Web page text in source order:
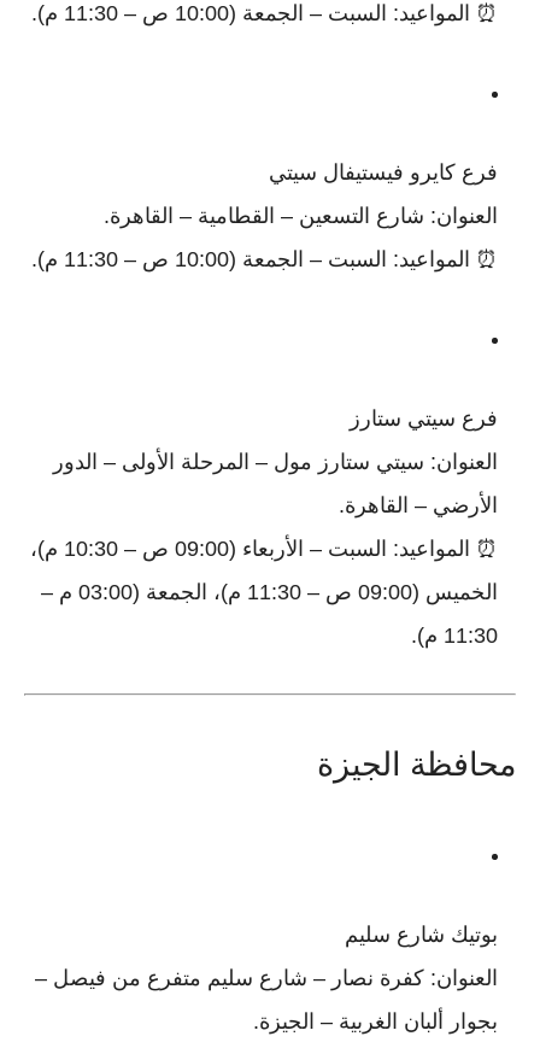
⏰ المواعيد: السبت – الجمعة (10:00 ص – 11:30 م).
فرع كايرو فيستيفال سيتي
العنوان: شارع التسعين – القطامية – القاهرة.
⏰ المواعيد: السبت – الجمعة (10:00 ص – 11:30 م).
فرع سيتي ستارز
العنوان: سيتي ستارز مول – المرحلة الأولى – الدور
الأرضي – القاهرة.
⏰ المواعيد: السبت – الأربعاء (09:00 ص – 10:30 م)،
الخميس (09:00 ص – 11:30 م)، الجمعة (03:00 م –
11:30 م).
محافظة الجيزة
بوتيك شارع سليم
العنوان: كفرة نصار – شارع سليم متفرع من فيصل –
بجوار ألبان الغربية – الجيزة.